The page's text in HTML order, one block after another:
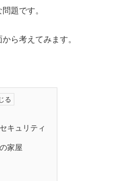
題です。
ら考えてみます。
キュリティ
家屋